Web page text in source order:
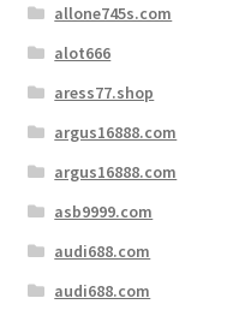
allone745s.com
alot666
aress77.shop
argus16888.com
argus16888.com
asb9999.com
audi688.com
audi688.com